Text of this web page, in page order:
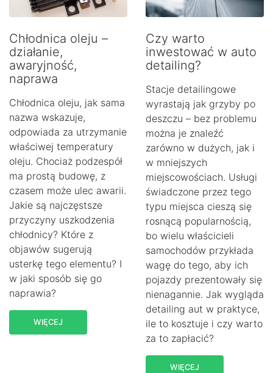
Chłodnica oleju –
działanie,
awaryjność,
naprawa
Chłodnica oleju, jak sama
nazwa wskazuje,
odpowiada za utrzymanie
właściwej temperatury
oleju. Chociaż podzespół
ma prostą budowę, z
czasem może ulec awarii.
Jakie są najczęstsze
przyczyny uszkodzenia
chłodnicy? Które z
objawów sugerują
usterkę tego elementu? I
w jaki sposób się go
naprawia?
WIĘCEJ
Czy warto
inwestować w auto
detailing?
Stacje detailingowe
wyrastają jak grzyby po
deszczu – bez problemu
można je znaleźć
zarówno w dużych, jak i
w mniejszych
miejscowościach. Usługi
świadczone przez tego
typu miejsca cieszą się
rosnącą popularnością,
bo wielu właścicieli
samochodów przykłada
wagę do tego, aby ich
pojazdy prezentowały się
nienagannie. Jak wygląda
detailing aut w praktyce,
ile to kosztuje i czy warto
za to zapłacić?
WIĘCEJ